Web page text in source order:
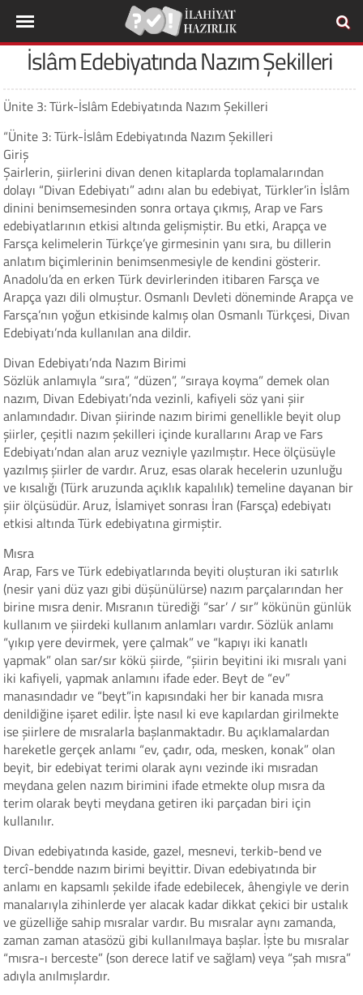
İslâm Edebiyatında Nazım Şekilleri
Ünite 3: Türk-İslâm Edebiyatında Nazım Şekilleri
“Ünite 3: Türk-İslâm Edebiyatında Nazım Şekilleri
Giriş
Şairlerin, şiirlerini divan denen kitaplarda toplamalarından
dolayı “Divan Edebiyatı” adını alan bu edebiyat, Türkler’in İslâm
dinini benimsemesinden sonra ortaya çıkmış, Arap ve Fars
edebiyatlarının etkisi altında gelişmiştir. Bu etki, Arapça ve
Farsça kelimelerin Türkçe’ye girmesinin yanı sıra, bu dillerin
anlatım biçimlerinin benimsenmesiyle de kendini gösterir.
Anadolu’da en erken Türk devirlerinden itibaren Farsça ve
Arapça yazı dili olmuştur. Osmanlı Devleti döneminde Arapça ve
Farsça’nın yoğun etkisinde kalmış olan Osmanlı Türkçesi, Divan
Edebiyatı’nda kullanılan ana dildir.
Divan Edebiyatı’nda Nazım Birimi
Sözlük anlamıyla “sıra”, “düzen”, ”sıraya koyma” demek olan
nazım, Divan Edebiyatı’nda vezinli, kafiyeli söz yani şiir
anlamındadır. Divan şiirinde nazım birimi genellikle beyit olup
şiirler, çeşitli nazım şekilleri içinde kurallarını Arap ve Fars
Edebiyatı’ndan alan aruz vezniyle yazılmıştır. Hece ölçüsüyle
yazılmış şiirler de vardır. Aruz, esas olarak hecelerin uzunluğu
ve kısalığı (Türk aruzunda açıklık kapalılık) temeline dayanan bir
şiir ölçüsüdür. Aruz, İslamiyet sonrası İran (Farsça) edebiyatı
etkisi altında Türk edebiyatına girmiştir.
Mısra
Arap, Fars ve Türk edebiyatlarında beyiti oluşturan iki satırlık
(nesir yani düz yazı gibi düşünülürse) nazım parçalarından her
birine mısra denir. Mısranın türediği “sar’ / sır” kökünün günlük
kullanım ve şiirdeki kullanım anlamları vardır. Sözlük anlamı
“yıkıp yere devirmek, yere çalmak” ve “kapıyı iki kanatlı
yapmak” olan sar/sır kökü şiirde, “şiirin beyitini iki mısralı yani
iki kafiyeli, yapmak anlamını ifade eder. Beyt de “ev”
manasındadır ve “beyt”in kapısındaki her bir kanada mısra
denildiğine işaret edilir. İşte nasıl ki eve kapılardan girilmekte
ise şiirlere de mısralarla başlanmaktadır. Bu açıklamalardan
hareketle gerçek anlamı “ev, çadır, oda, mesken, konak” olan
beyit, bir edebiyat terimi olarak aynı vezinde iki mısradan
meydana gelen nazım birimini ifade etmekte olup mısra da
terim olarak beyti meydana getiren iki parçadan biri için
kullanılır.
Divan edebiyatında kaside, gazel, mesnevi, terkib-bend ve
tercî-bendde nazım birimi beyittir. Divan edebiyatında bir
anlamı en kapsamlı şekilde ifade edebilecek, âhengiyle ve derin
manalarıyla zihinlerde yer alacak kadar dikkat çekici bir ustalık
ve güzelliğe sahip mısralar vardır. Bu mısralar aynı zamanda,
zaman zaman atasözü gibi kullanılmaya başlar. İşte bu mısralar
“mısra-ı berceste” (son derece latif ve sağlam) veya “şah mısra”
adıyla anılmışlardır.